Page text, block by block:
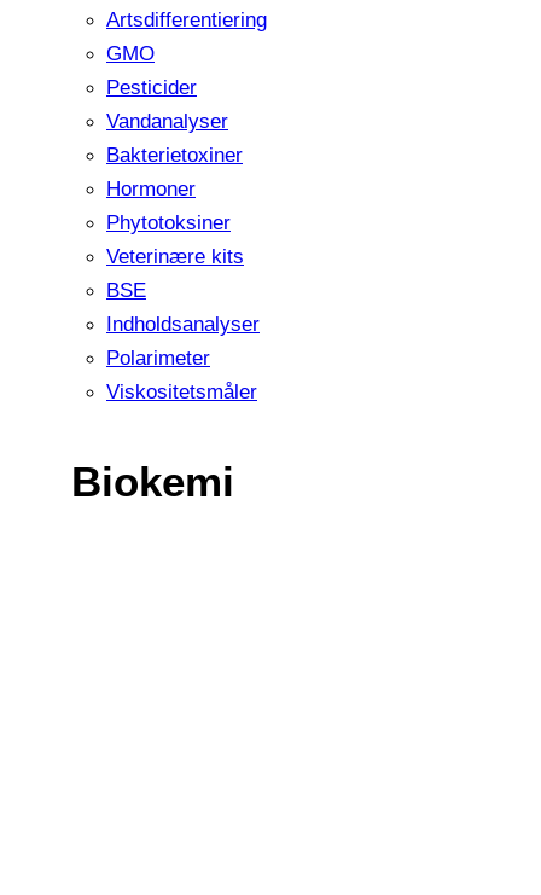
Artsdifferentiering
GMO
Pesticider
Vandanalyser
Bakterietoxiner
Hormoner
Phytotoksiner
Veterinære kits
BSE
Indholdsanalyser
Polarimeter
Viskositetsmåler
Biokemi